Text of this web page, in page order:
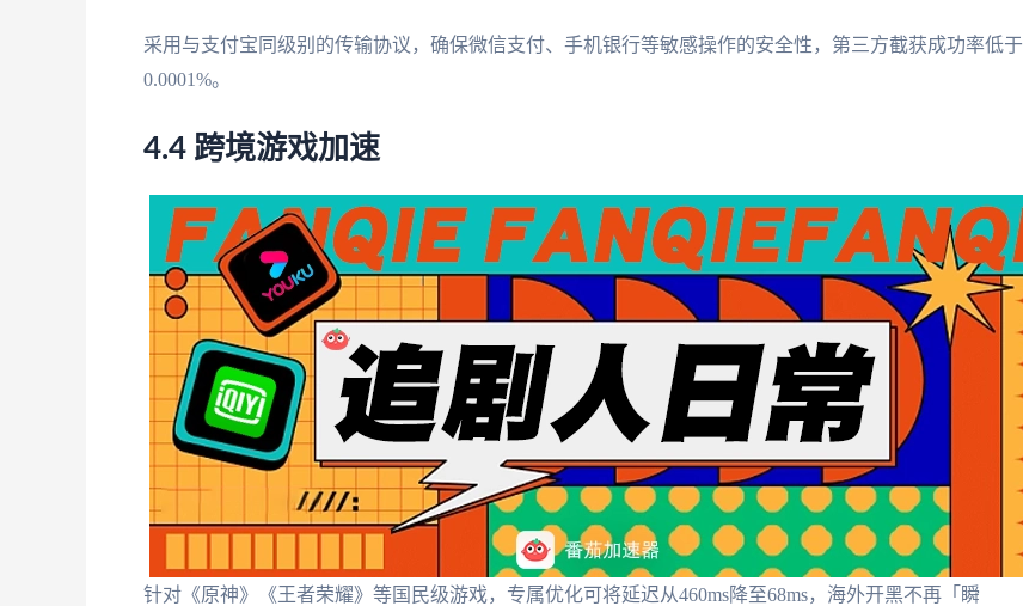
采用与支付宝同级别的传输协议，确保微信支付、手机银行等敏感操作的安全性，第三方截获成功率低于
0.0001%。
4.4 跨境游戏加速
针对《原神》《王者荣耀》等国民级游戏，专属优化可将延迟从460ms降至68ms，海外开黑不再「瞬